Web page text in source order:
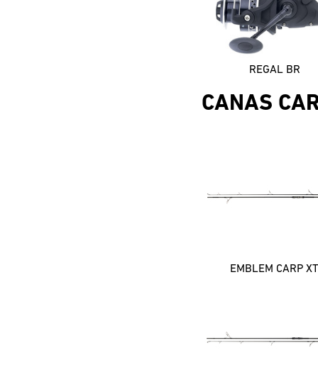
REGAL BR
CANAS
EMBLEM CARP XT